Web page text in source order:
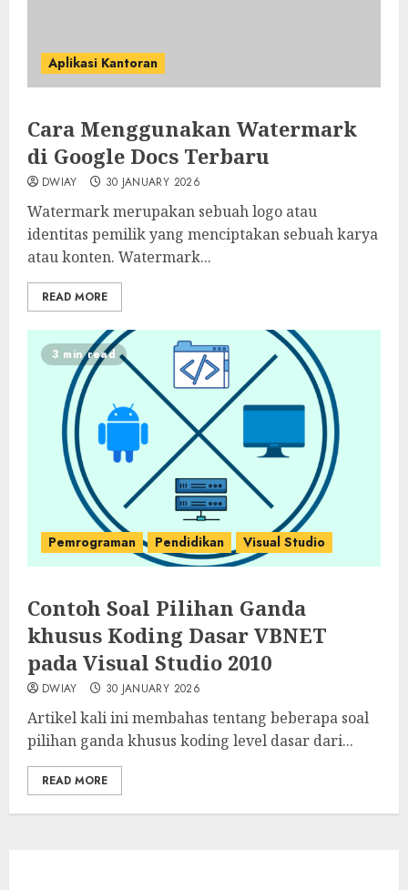
Aplikasi Kantoran
Cara Menggunakan Watermark
di Google Docs Terbaru
DWIAY 30 JANUARY 2026
Watermark merupakan sebuah logo atau
identitas pemilik yang menciptakan sebuah karya
atau konten. Watermark...
READ MORE
3 min read
Pemrograman Pendidikan Visual Studio
Contoh Soal Pilihan Ganda
khusus Koding Dasar VBNET
pada Visual Studio 2010
DWIAY 30 JANUARY 2026
Artikel kali ini membahas tentang beberapa soal
pilihan ganda khusus koding level dasar dari...
READ MORE